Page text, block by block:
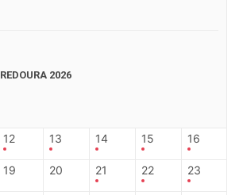
2026
12 13 14 15 16
19 20 21 22 23